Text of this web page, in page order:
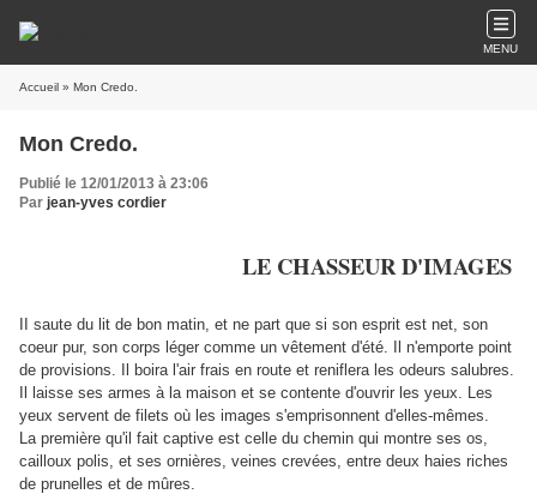
MENU
Accueil » Mon Credo.
Mon Credo.
Publié le 12/01/2013 à 23:06
Par jean-yves cordier
LE CHASSEUR D'IMAGES
II saute du lit de bon matin, et ne part que si son esprit est net, son
coeur pur, son corps léger comme un vêtement d'été. Il n'emporte point
de provisions. Il boira l'air frais en route et reniflera les odeurs salubres.
Il laisse ses armes à la maison et se contente d'ouvrir les yeux. Les
yeux servent de filets où les images s'emprisonnent d'elles-mêmes.
La première qu'il fait captive est celle du chemin qui montre ses os,
cailloux polis, et ses ornières, veines crevées, entre deux haies riches
de prunelles et de mûres.